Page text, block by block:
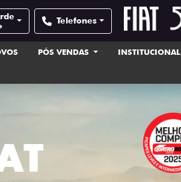
Telefones
PÓS VENDAS INSTITUCIONAL